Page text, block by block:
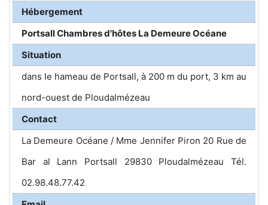
Hébergement
Portsall Chambres d'hôtes La Demeure Océane
Situation
dans le hameau de Portsall, à 200 m du port, 3 km au
nord-ouest de Ploudalmézeau
Contact
La Demeure Océane / Mme Jennifer Piron 20 Rue de
Bar al Lann Portsall 29830 Ploudalmézeau Tél.
02.98.48.77.42